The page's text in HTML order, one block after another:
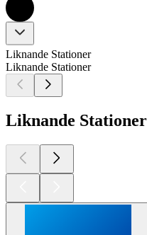
Liknande Stationer
Liknande Stationer
Liknande Stationer